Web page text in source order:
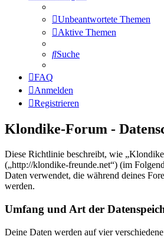
Unbeantwortete Themen
Aktive Themen
Suche
FAQ
Anmelden
Registrieren
Klondike-Forum -
Diese Richtlinie beschreibt, wie
(„http://klondike-freunde.net“) (im
Daten verwendet, die während deines
werden.
Umfang und Art der
Deine Daten werden auf vier